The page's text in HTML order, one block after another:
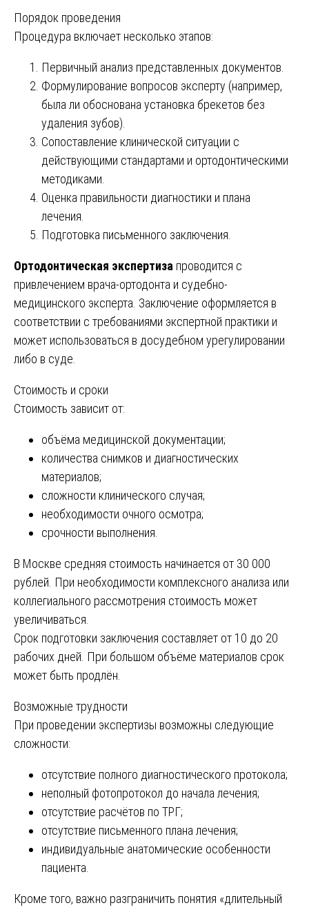
Порядок проведения
Процедура включает несколько этапов:
Первичный анализ представленных документов.
Формулирование вопросов эксперту (например,
была ли обоснована установка брекетов без
удаления зубов).
Сопоставление клинической ситуации с
действующими стандартами и ортодонтическими
методиками.
Оценка правильности диагностики и плана
лечения.
Подготовка письменного заключения.
Ортодонтическая экспертиза проводится с
привлечением врача-ортодонта и судебно-
медицинского эксперта. Заключение оформляется в
соответствии с требованиями экспертной практики и
может использоваться в досудебном урегулировании
либо в суде.
Стоимость и сроки
Стоимость зависит от:
объёма медицинской документации;
количества снимков и диагностических
материалов;
сложности клинического случая;
необходимости очного осмотра;
срочности выполнения.
В Москве средняя стоимость начинается от 30 000
рублей. При необходимости комплексного анализа или
коллегиального рассмотрения стоимость может
увеличиваться.
Срок подготовки заключения составляет от 10 до 20
рабочих дней. При большом объёме материалов срок
может быть продлён.
Возможные трудности
При проведении экспертизы возможны следующие
сложности:
отсутствие полного диагностического протокола;
неполный фотопротокол до начала лечения;
отсутствие расчётов по ТРГ;
отсутствие письменного плана лечения;
индивидуальные анатомические особенности
пациента.
Кроме того, важно разграничить понятия «длительный